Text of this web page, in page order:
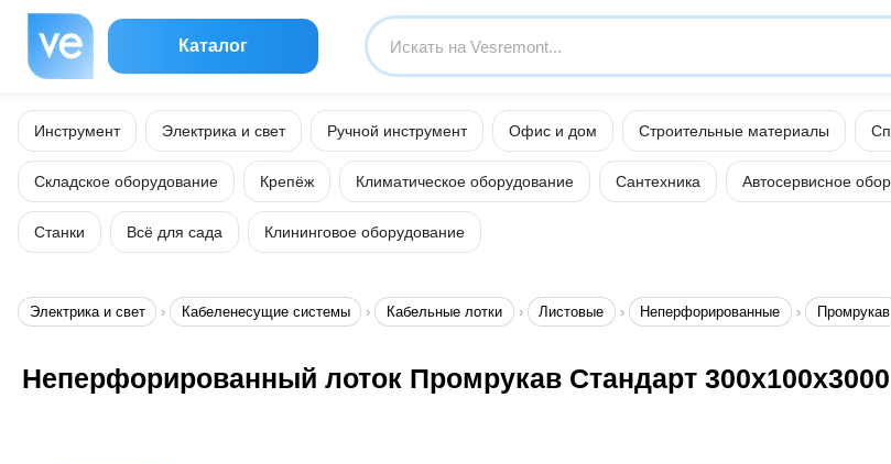
Каталог
Инструмент Электрика и свет Ручной инструмент Офис и дом Строительные материалы
Складское оборудование Крепёж Климатическое оборудование Сантехника Автосервисное
Станки Всё для сада Клининговое оборудование
Электрика и свет Кабеленесущие системы Кабельные лотки Листовые Неперфорированные Промрукав
Неперфорированный лоток Промрукав Стандарт 300х100х3000